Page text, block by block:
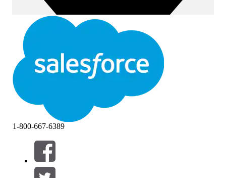
Фильтры (0)
ВЫБРАТЬ ФИЛЬТРЫ
1-800-667-6389